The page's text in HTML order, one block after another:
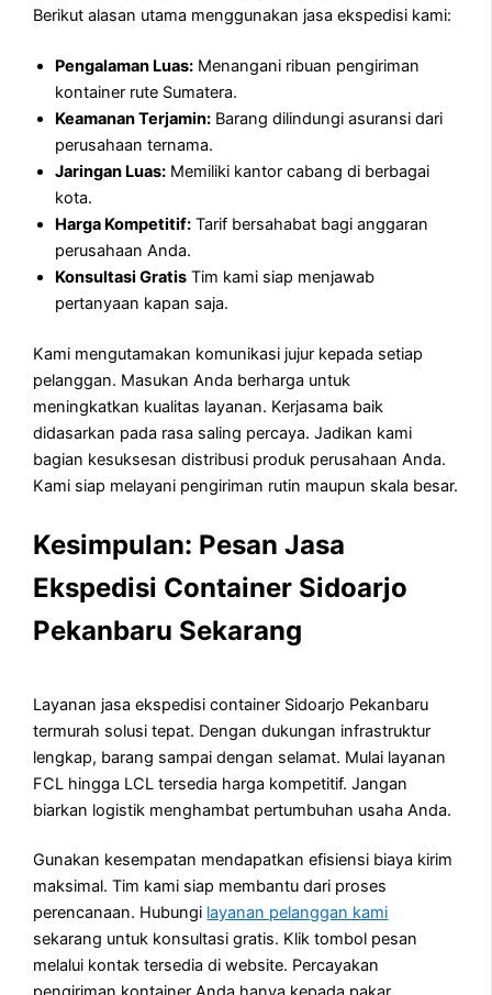
Berikut alasan utama menggunakan jasa ekspedisi kami:
Pengalaman Luas: Menangani ribuan pengiriman
kontainer rute Sumatera.
Keamanan Terjamin: Barang dilindungi asuransi dari
perusahaan ternama.
Jaringan Luas: Memiliki kantor cabang di berbagai
kota.
Harga Kompetitif: Tarif bersahabat bagi anggaran
perusahaan Anda.
Konsultasi Gratis Tim kami siap menjawab
pertanyaan kapan saja.
Kami mengutamakan komunikasi jujur kepada setiap
pelanggan. Masukan Anda berharga untuk
meningkatkan kualitas layanan. Kerjasama baik
didasarkan pada rasa saling percaya. Jadikan kami
bagian kesuksesan distribusi produk perusahaan Anda.
Kami siap melayani pengiriman rutin maupun skala besar.
Kesimpulan: Pesan Jasa
Ekspedisi Container Sidoarjo
Pekanbaru Sekarang
Layanan jasa ekspedisi container Sidoarjo Pekanbaru
termurah solusi tepat. Dengan dukungan infrastruktur
lengkap, barang sampai dengan selamat. Mulai layanan
FCL hingga LCL tersedia harga kompetitif. Jangan
biarkan logistik menghambat pertumbuhan usaha Anda.
Gunakan kesempatan mendapatkan efisiensi biaya kirim
maksimal. Tim kami siap membantu dari proses
perencanaan. Hubungi layanan pelanggan kami
sekarang untuk konsultasi gratis. Klik tombol pesan
melalui kontak tersedia di website. Percayakan